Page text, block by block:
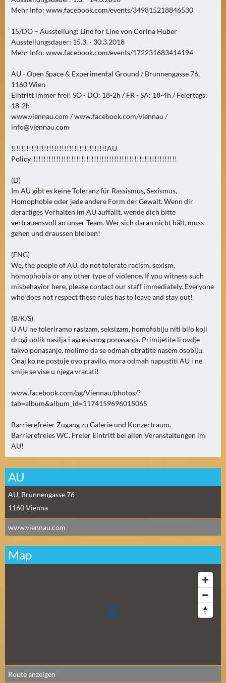
Mehr Info: www.facebook.com/events/349815218846530
15/DO – Ausstellung: Line for Line von Corina Huber
Ausstellungsdauer: 15.3. - 30.3.2018
Mehr Info: www.facebook.com/events/172231683414194
AU - Open Space & Experimental Ground / Brunnengasse 76,
1160 Wien
Eintritt immer frei! SO - DO: 18-2h / FR - SA: 18-4h / Feiertags:
18-2h
www.viennau.com / www.facebook.com/viennau /
info@viennau.com
!!!!!!!!!!!!!!!!!!!!!!!!!!!!!!!!!!!!!!AU
Policy!!!!!!!!!!!!!!!!!!!!!!!!!!!!!!!!!!!!!!!!!!!!!!!!!!!!!!!!!!
(D)
Im AU gibt es keine Toleranz für Rassismus, Sexismus,
Homophobie oder jede andere Form der Gewalt. Wenn dir
derartiges Verhalten im AU auffällt, wende dich bitte
vertrauensvoll an unser Team. Wer sich daran nicht hält, muss
gehen und draussen bleiben!
(ENG)
We, the people of AU, do not tolerate racism, sexism,
homophobia or any other type of violence. If you witness such
misbehavior here, please contact our staff immediately. Everyone
who does not respect these rules has to leave and stay out!
(B/K/S)
U AU ne toleriramo rasizam, seksizam, homofobiju niti bilo koji
drugi oblik nasilja i agresivnog ponasanja. Primijetite li ovdje
takvo ponasanje, molimo da se odmah obratite nasem osoblju.
Onaj ko ne postuje ovo pravilo, mora odmah napustiti AU i ne
smije se vise u njega vracati!
www.facebook.com/pg/Viennau/photos/?
tab=album&album_id=1174159696015065
Barrierefreier Zugang zu Galerie und Konzertraum.
Barrierefreies WC. Freier Eintritt bei allen Veranstaltungen im
AU!
AU
AU, Brunnengasse 76
1160Vienna
www.viennau.com
Map
Route anzeigen